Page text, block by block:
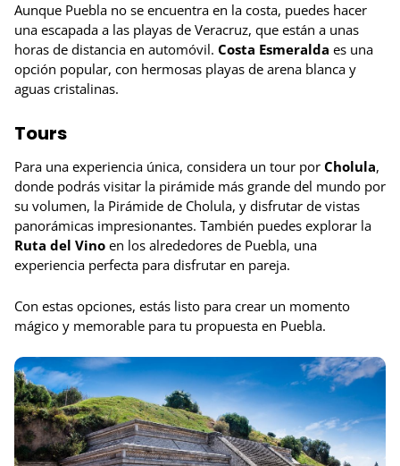
Aunque Puebla no se encuentra en la costa, puedes hacer
una escapada a las playas de Veracruz, que están a unas
horas de distancia en automóvil. Costa Esmeralda es una
opción popular, con hermosas playas de arena blanca y
aguas cristalinas.
Tours
Para una experiencia única, considera un tour por Cholula,
donde podrás visitar la pirámide más grande del mundo por
su volumen, la Pirámide de Cholula, y disfrutar de vistas
panorámicas impresionantes. También puedes explorar la
Ruta del Vino en los alrededores de Puebla, una
experiencia perfecta para disfrutar en pareja.
Con estas opciones, estás listo para crear un momento
mágico y memorable para tu propuesta en Puebla.